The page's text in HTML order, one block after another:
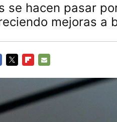
se hacen pasar
mejoras a
MAIL